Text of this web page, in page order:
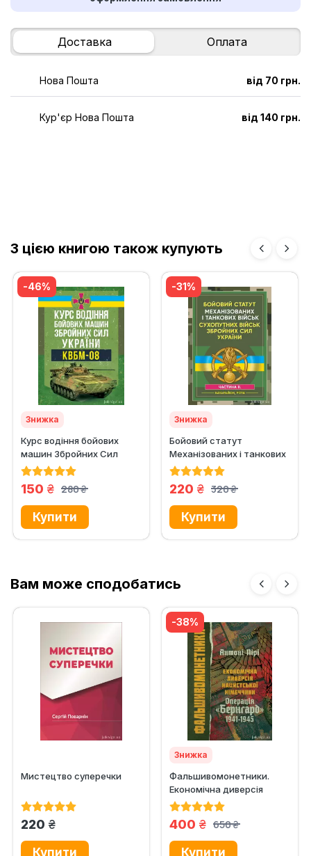
Доставка Оплата
Нова Пошта від 70 грн.
Кур'єр Нова Пошта від 140 грн.
З цією книгою також купують
Знижка
Курс водіння бойових
машин Збройних Сил
України
-46%
280
грн.
150 грн.
Знижка
Бойовий статут
Механізованих і танкових
військ сухопутних військ...
-31%
320
грн.
220 грн.
Вам може сподобатись
Мистецтво суперечки
220 грн.
Знижка
Фальшивомонетники.
Економічна диверсія
нацистської Німеччини.
-38%
650
грн.
400 грн.